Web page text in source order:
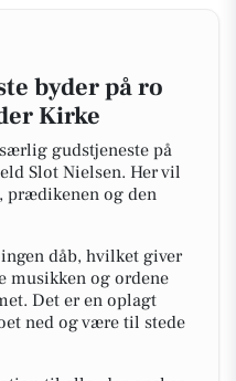
byder på ro
Kirke
gudstjeneste på
Slot Nielsen. Her vil
prædikenen og den
dåb, hvilket giver
musikken og ordene
Det er en oplagt
ned og være til stede